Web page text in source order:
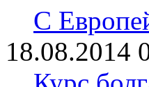
С
18.08.2014